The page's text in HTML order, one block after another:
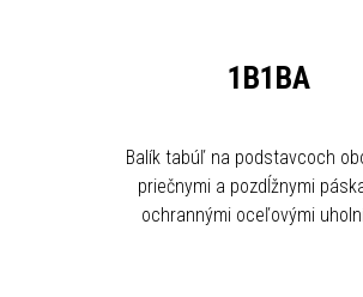
1B1BA
Balík tabúľ na podstavcoch
priečnymi a pozdĺžnymi
ochrannými oceľovými